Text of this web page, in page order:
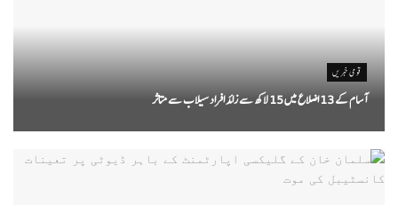
قومی خبریں
آسام کے 13 اضلاع میں 15 لاکھ سے زائد افراد سیلاب سے متاثر